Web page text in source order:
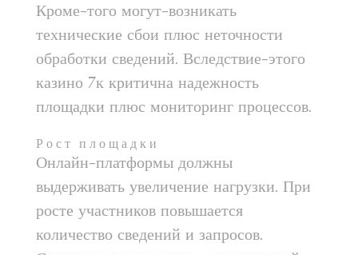
Кроме-того могут-возникать
технические сбои плюс неточности
обработки сведений. Вследствие-этого
казино 7к критична надежность
площадки плюс мониторинг процессов.
Рост площадки
Онлайн-платформы должны
выдерживать увеличение нагрузки. При
росте участников повышается
количество сведений и запросов.